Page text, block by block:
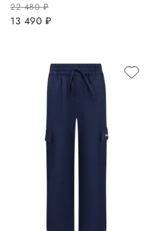
22 480руб.
13 490 руб.